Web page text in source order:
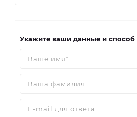
Укажите ваши данные и способ